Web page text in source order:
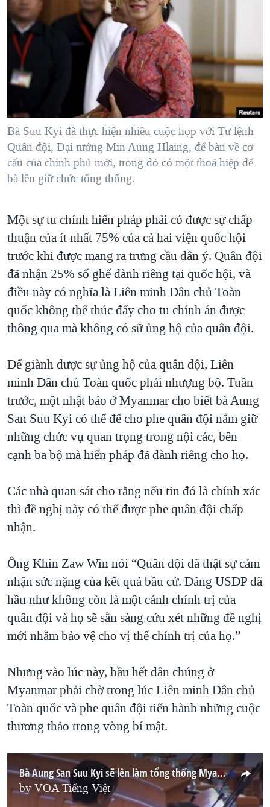
Bà Suu Kyi đã thực hiện nhiều cuộc họp với Tư lệnh
Quân đội, Đại tướng Min Aung Hlaing, để bàn về cơ
cấu của chính phủ mới, trong đó có một thoả hiệp để
bà lên giữ chức tổng thống.
Một sự tu chính hiến pháp phải có được sự chấp
thuận của ít nhất 75% của cả hai viện quốc hội
trước khi được mang ra trưng cầu dân ý. Quân đội
đã nhận 25% số ghế dành riêng tại quốc hội, và
điều này có nghĩa là Liên minh Dân chủ Toàn
quốc không thể thúc đẩy cho tu chính án được
thông qua mà không có sữ ủng hộ của quân đội.
Để giành được sự ủng hộ của quân đội, Liên
minh Dân chủ Toàn quốc phải nhượng bộ. Tuần
trước, một nhật báo ở Myanmar cho biết bà Aung
San Suu Kyi có thể để cho phe quân đội nắm giữ
những chức vụ quan trọng trong nội các, bên
cạnh ba bộ mà hiến pháp đã dành riêng cho họ.
Các nhà quan sát cho rằng nếu tin đó là chính xác
thì đề nghị này có thể được phe quân đội chấp
nhận.
Ông Khin Zaw Win nói “Quân đội đã thật sự cảm
nhận sức nặng của kết quả bầu cử. Đảng USDP đã
hầu như không còn là một cánh chính trị của
quân đội và họ sẽ sẵn sàng cứu xét những đề nghị
mới nhằm bảo vệ cho vị thế chính trị của họ.”
Nhưng vào lúc này, hầu hết dân chúng ở
Myanmar phải chờ trong lúc Liên minh Dân chủ
Toàn quốc và phe quân đội tiến hành những cuộc
thương thảo trong vòng bí mật.
Bà Aung San Suu Kyi sẽ lên làm tổng thống Myanmar?
by VOA Tiếng Việt